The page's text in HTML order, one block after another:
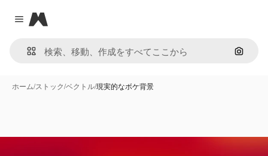
Close menu
Magnific
画像で
ホーム/ストック/ベクトル/現実的なボケ背景